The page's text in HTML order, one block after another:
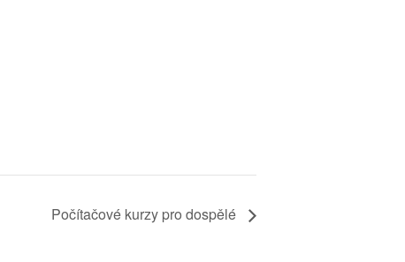
Počítačové kurzy pro dospělé